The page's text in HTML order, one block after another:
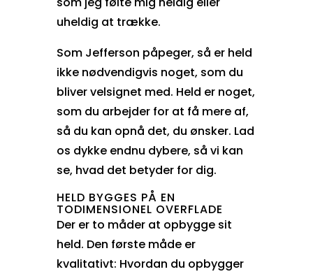
uheldig at trække.
Som Jefferson påpeger, så er held
ikke nødvendigvis noget, som du
bliver velsignet med. Held er noget,
som du arbejder for at få mere af,
så du kan opnå det, du ønsker. Lad
os dykke endnu dybere, så vi kan
se, hvad det betyder for dig.
HELD BYGGES PÅ EN
TODIMENSIONEL OVERFLADE
Der er to måder at opbygge sit
held. Den første måde er
kvalitativt: Hvordan du opbygger